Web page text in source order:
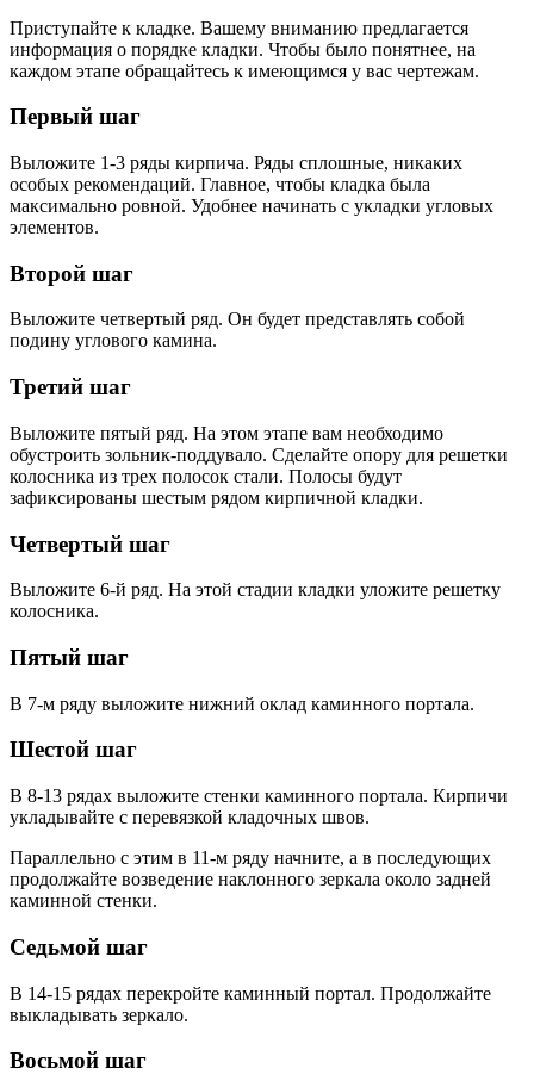
Приступайте к кладке. Вашему вниманию предлагается
информация о порядке кладки. Чтобы было понятнее, на
каждом этапе обращайтесь к имеющимся у вас чертежам.
Первый шаг
Выложите 1-3 ряды кирпича. Ряды сплошные, никаких
особых рекомендаций. Главное, чтобы кладка была
максимально ровной. Удобнее начинать с укладки угловых
элементов.
Второй шаг
Выложите четвертый ряд. Он будет представлять собой
подину углового камина.
Третий шаг
Выложите пятый ряд. На этом этапе вам необходимо
обустроить зольник-поддувало. Сделайте опору для решетки
колосника из трех полосок стали. Полосы будут
зафиксированы шестым рядом кирпичной кладки.
Четвертый шаг
Выложите 6-й ряд. На этой стадии кладки уложите решетку
колосника.
Пятый шаг
В 7-м ряду выложите нижний оклад каминного портала.
Шестой шаг
В 8-13 рядах выложите стенки каминного портала. Кирпичи
укладывайте с перевязкой кладочных швов.
Параллельно с этим в 11-м ряду начните, а в последующих
продолжайте возведение наклонного зеркала около задней
каминной стенки.
Седьмой шаг
В 14-15 рядах перекройте каминный портал. Продолжайте
выкладывать зеркало.
Восьмой шаг